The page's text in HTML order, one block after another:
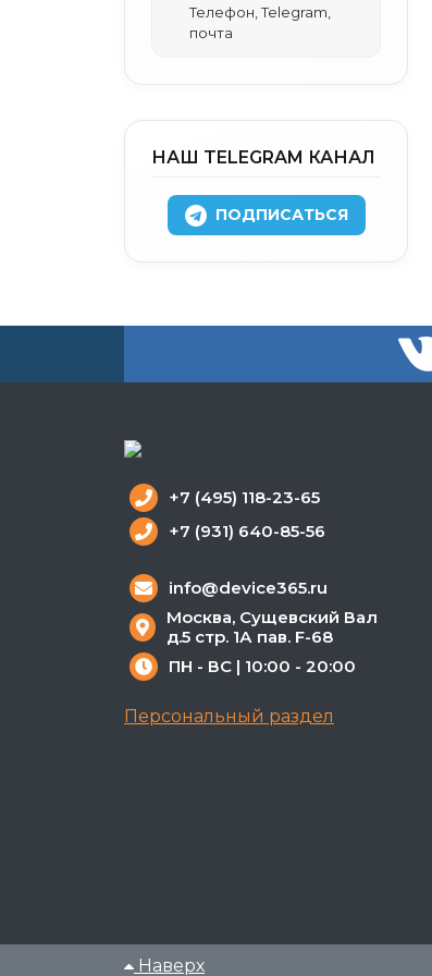
Телефон, Telegram,
почта
НАШ TELEGRAM КАНАЛ
ПОДПИСАТЬСЯ
+7 (495) 118-23-65
+7 (931) 640-85-56
info@device365.ru
Москва, Сущевский Вал
д.5 стр. 1А пав. F-68
ПН - ВС | 10:00 - 20:00
Персональный раздел
Наверх